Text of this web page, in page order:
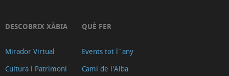
DESCOBRIX XÀBIA
Mirador Virtual
Cultura i Patrimoni
QUÈ FER
Events tot l´any
Cami de l'Alba